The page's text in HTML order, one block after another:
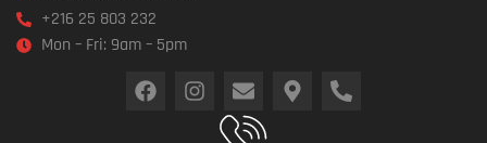
+216 25 803 232
Mon – Fri: 9am – 5pm